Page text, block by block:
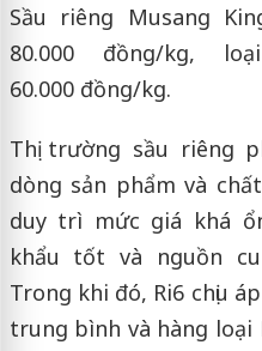
Sầu riêng Musang
80.000 đồng/kg,
60.000 đồng/kg.
Thị trường sầu riêng
dòng sản phẩm và
duy trì mức giá khá
khẩu tốt và nguồn
Trong khi đó, Ri6 chịu
trung bình và hàng loại